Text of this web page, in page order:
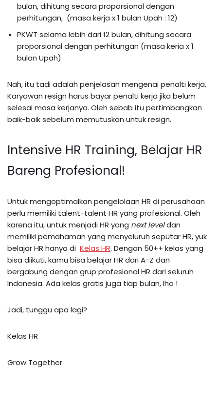
bulan, dihitung secara proporsional dengan
perhitungan, (masa kerja x 1 bulan Upah : 12)
PKWT selama lebih dari 12 bulan, dihitung secara
proporsional dengan perhitungan (masa keria x 1
bulan Upah)
Nah, itu tadi adalah penjelasan mengenai penalti kerja.
Karyawan resign harus bayar penalti kerja jika belum
selesai masa kerjanya. Oleh sebab itu pertimbangkan
baik-baik sebelum memutuskan untuk resign.
Intensive HR Training, Belajar HR
Bareng Profesional!
Untuk mengoptimalkan pengelolaan HR di perusahaan
perlu memiliki talent-talent HR yang profesional. Oleh
karena itu, untuk menjadi HR yang next leveldan
memiliki pemahaman yang menyeluruh seputar HR, yuk
belajar HR hanya di Kelas HR. Dengan 50++ kelas yang
bisa diikuti, kamu bisa belajar HR dari A-Z dan
bergabung dengan grup profesional HR dari seluruh
Indonesia. Ada kelas gratis juga tiap bulan, lho !
Jadi, tunggu apa lagi?
Kelas HR
Grow Together